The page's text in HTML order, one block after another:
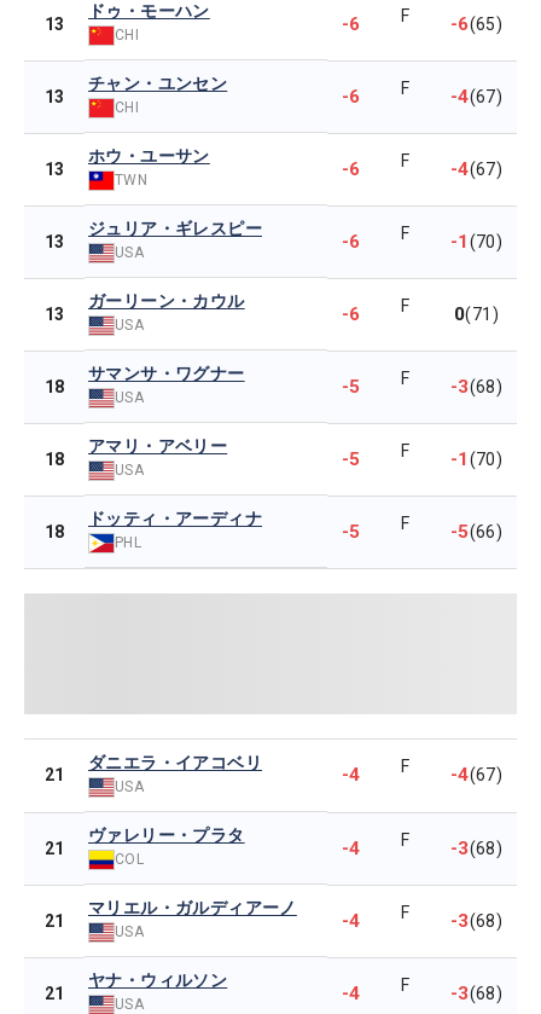
13
ドゥ・モーハン
CHI -6 F -6(65)
13
チャン・ユンセン
CHI -6 F -4(67)
13
ホウ・ユーサン
TWN -6 F -4(67)
13
ジュリア・ギレスピー
USA -6 F -1(70)
13
ガーリーン・カウル
USA -6 F 0(71)
18
サマンサ・ワグナー
USA -5 F -3(68)
18
アマリ・アベリー
USA -5 F -1(70)
18
ドッティ・アーディナ
PHL -5 F -5(66)
21
ダニエラ・イアコベリ
USA
-4 F -4(67)
21
ヴァレリー・プラタ
COL -4 F -3(68)
21
マリエル・ガルディアーノ
USA -4 F -3(68)
21
ヤナ・ウィルソン
USA -4 F -3(68)